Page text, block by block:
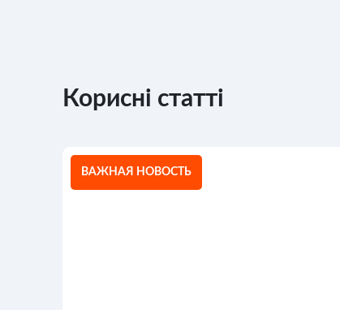
Корисні статті
ВАЖНАЯ НОВОСТЬ